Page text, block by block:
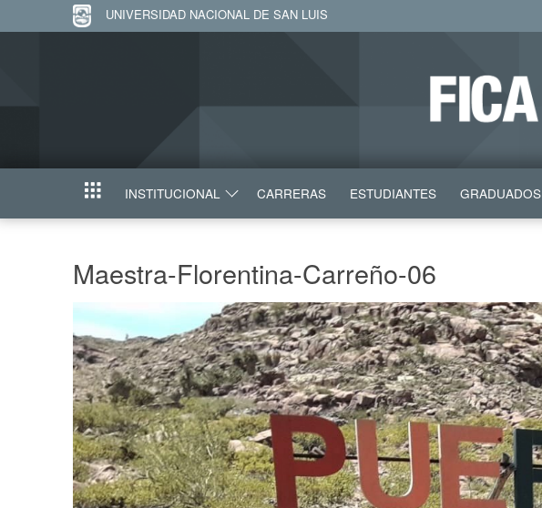
UNIVERSIDAD NACIONAL DE SAN LUIS
INICIO INSTITUCIONAL CARRERAS ESTUDIANTES GRADUADOS
Maestra-Florentina-Carreño-06